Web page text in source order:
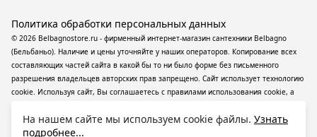
© 2026 Belbagnostore.ru - фирменный интернет-магазин сантехники Belbagno
(Бельбаньо). Наличие и цены уточняйте у наших операторов. Копирование всех
составляющих частей сайта в какой бы то ни было форме без письменного
разрешения владельцев авторских прав запрещено. Сайт использует технологию
cookie. Используя сайт, Вы соглашаетесь с правилами использования cookie, а
ресурсе применяютсярекомендательные технологии(информационные
технологии предоставления информации на основе сбора, систематизации и
Политика обработки персональных данных
На нашем сайте мы используем cookie файлы. Узнать
подробнее...